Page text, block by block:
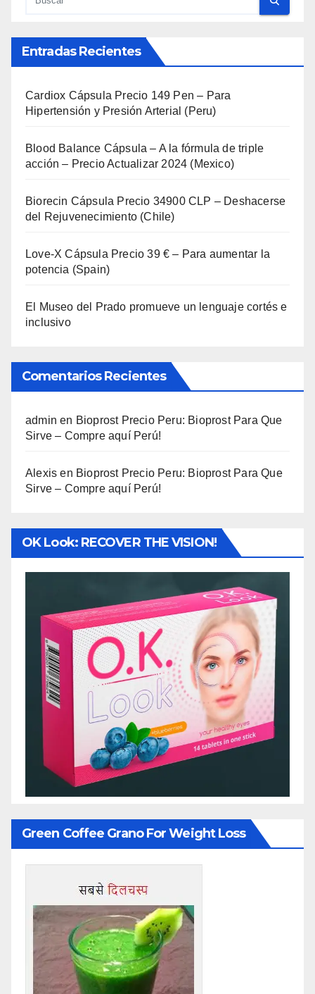
Entradas Recientes
Cardiox Cápsula Precio 149 Pen – Para
Hipertensión y Presión Arterial (Peru)
Blood Balance Cápsula – A la fórmula de triple
acción – Precio Actualizar 2024 (Mexico)
Biorecin Cápsula Precio 34900 CLP – Deshacerse
del Rejuvenecimiento (Chile)
Love-X Cápsula Precio 39 € – Para aumentar la
potencia (Spain)
El Museo del Prado promueve un lenguaje cortés e
inclusivo
Comentarios Recientes
admin en Bioprost Precio Peru: Bioprost Para Que
Sirve – Compre aquí Perú!
Alexis en Bioprost Precio Peru: Bioprost Para Que
Sirve – Compre aquí Perú!
OK Look: RECOVER THE VISION!
Green Coffee Grano For Weight Loss